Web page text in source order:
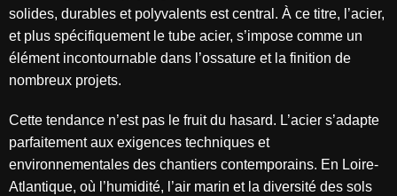
solides, durables et polyvalents est central. À ce titre, l’acier,
et plus spécifiquement le tube acier, s’impose comme un
élément incontournable dans l’ossature et la finition de
nombreux projets.
Cette tendance n’est pas le fruit du hasard. L’acier s’adapte
parfaitement aux exigences techniques et
environnementales des chantiers contemporains. En Loire-
Atlantique, où l’humidité, l’air marin et la diversité des sols